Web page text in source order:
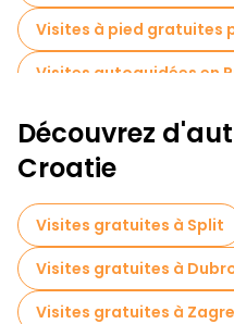
Visites à pied gratuites
Visites autoguidées en
Visites gratuites à
Visites gratuites à
Visites gratuites à
Découvrez
Croatie
Visites gratuites à Split
Visites gratuites à
Visites gratuites à